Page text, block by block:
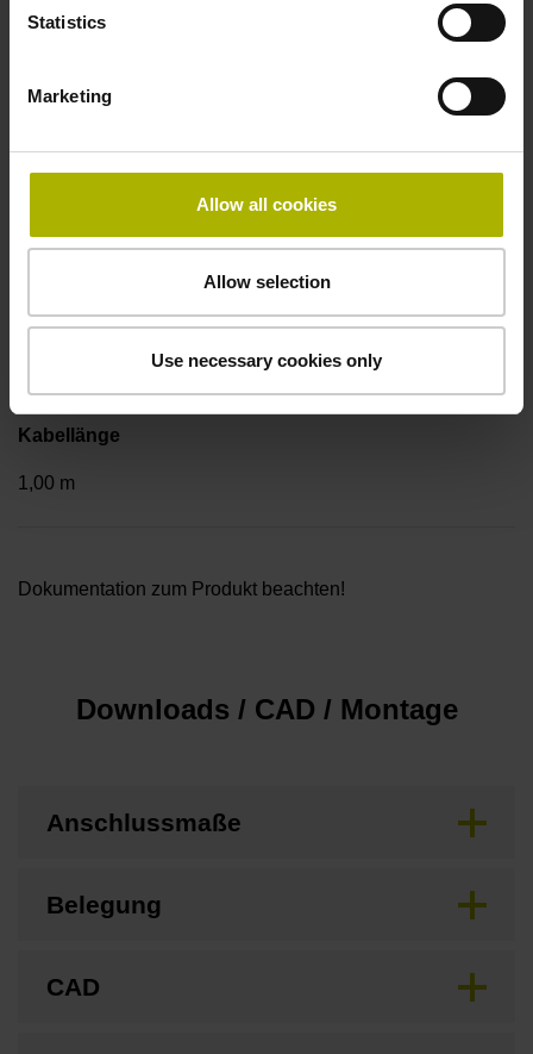
Statistics
Marketing
Allow all cookies
Allow selection
Use necessary cookies only
Anschluss-Belegung
Kabelausgang axial und radial verwendbar
Kabellänge
1,00 m
Dokumentation zum Produkt beachten!
Downloads / CAD / Montage
Anschlussmaße
Belegung
CAD